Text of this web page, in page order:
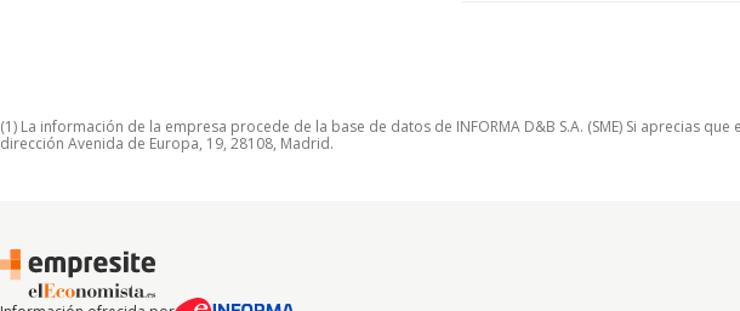
(1) La información de la empresa procede de la base de datos de INFORMA D&B S.A. (SME) Si aprecias
dirección Avenida de Europa, 19, 28108, Madrid.